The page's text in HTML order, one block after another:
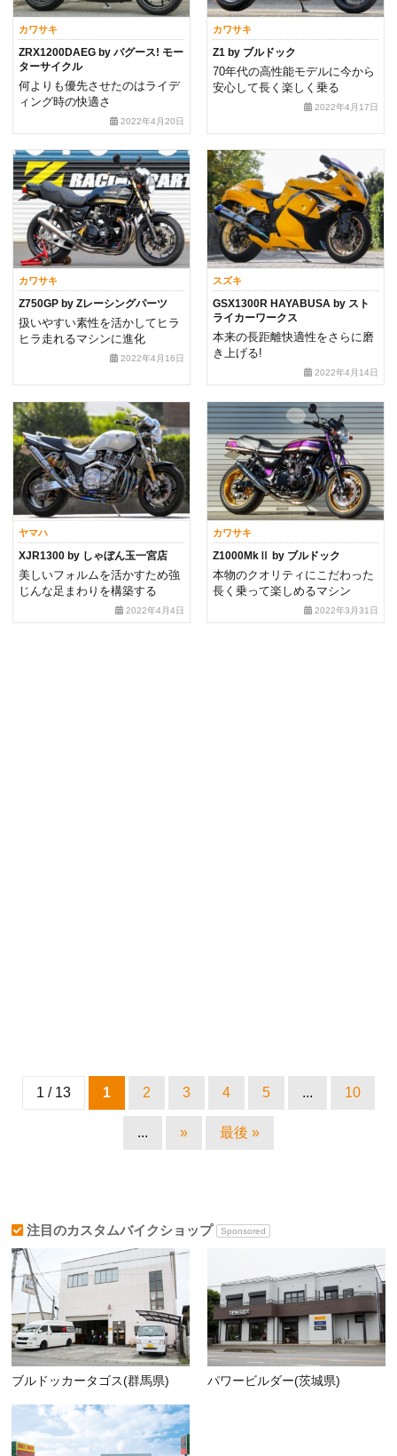
カワサキ
ZRX1200DAEG by バグース! モー
ターサイクル
何よりも優先させたのはライデ
ィング時の快適さ
2022年4月20日
カワサキ
Z1 by ブルドック
70年代の高性能モデルに今から
安心して長く楽しく乗る
2022年4月17日
カワサキ
Z750GP by Zレーシングパーツ
扱いやすい素性を活かしてヒラ
ヒラ走れるマシンに進化
2022年4月16日
スズキ
GSX1300R HAYABUSA by スト
ライカーワークス
本来の長距離快適性をさらに磨
き上げる!
2022年4月14日
ヤマハ
XJR1300 by しゃぼん玉一宮店
美しいフォルムを活かすため強
じんな足まわりを構築する
2022年4月4日
カワサキ
Z1000MkⅡ by ブルドック
本物のクオリティにこだわった
長く乗って楽しめるマシン
2022年3月31日
1 / 13 1 2 3 4 5 ... 10
... » 最後 »
注目のカスタムバイクショップ Sponsored
ブルドッカータゴス(群馬県) パワービルダー(茨城県)